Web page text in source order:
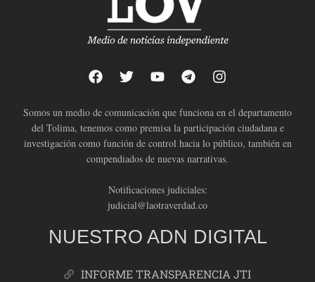
Somos un medio de comunicación que funciona en el departamento
del Tolima, tenemos como premisa la participación ciudadana e
investigación como función de control hacia lo público, también en
compendiados de nuevas narrativas.
Notificaciones judiciales:
judicial@laotraverdad.co
NUESTRO ADN DIGITAL
INFORME TRANSPARENCIA JTI